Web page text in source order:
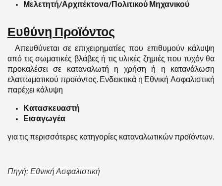
Μελετητή/Αρχιτέκτονα/Πολιτικού Μηχανικού
Ευθύνη Προϊόντος
Απευθύνεται σε επιχειρηματίες που επιθυμούν κάλυψη
από τις σωματικές βλάβες ή τις υλικές ζημιές που τυχόν θα
προκαλέσει σε καταναλωτή η χρήση ή η κατανάλωση
ελαττωματικού προϊόντος. Ενδεικτικά η Εθνική Ασφαλιστική
παρέχει κάλυψη
Κατασκευαστή
Εισαγωγέα
για τις περισσότερες κατηγορίες καταναλωτικών προϊόντων.
Πηγή: Εθνική Ασφαλιστική